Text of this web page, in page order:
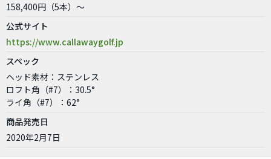
158,400円（5本）～
公式サイト
https://www.callawaygolf.jp
スペック
ヘッド素材：ステンレス
ロフト角（#7）：30.5°
ライ角（#7）：62°
商品発売日
2020年2月7日